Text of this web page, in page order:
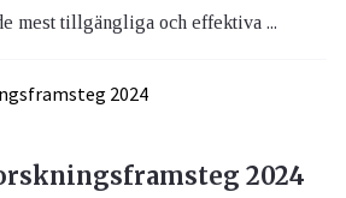
mest tillgängliga och effektiva ...
2024